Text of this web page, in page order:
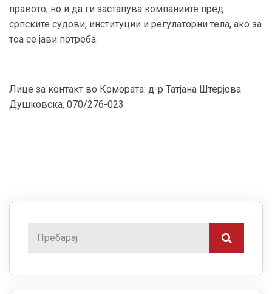
правото, но и да ги застапува компаниите пред
српските судови, институции и регулаторни тела, ако за
тоа се јави потреба.
Лице за контакт во Комората: д-р Татјана Штерјова
Душковска, 070/276-023